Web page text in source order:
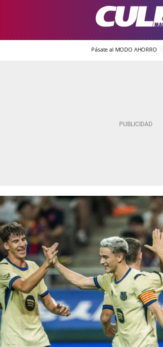
Pásate al MODO AHORRO